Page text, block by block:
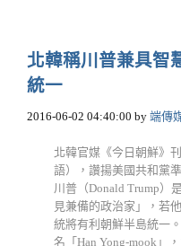
北韓稱川普兼具智
統一
2016-06-02 04:40:00 by 端傳
北韓官媒《今日朝鮮》
語），讚揚美國共和黨
川普（Donald Trump）
見兼備的政治家」，若
統將有利朝鮮半島統一
名「Han Yong-mook」